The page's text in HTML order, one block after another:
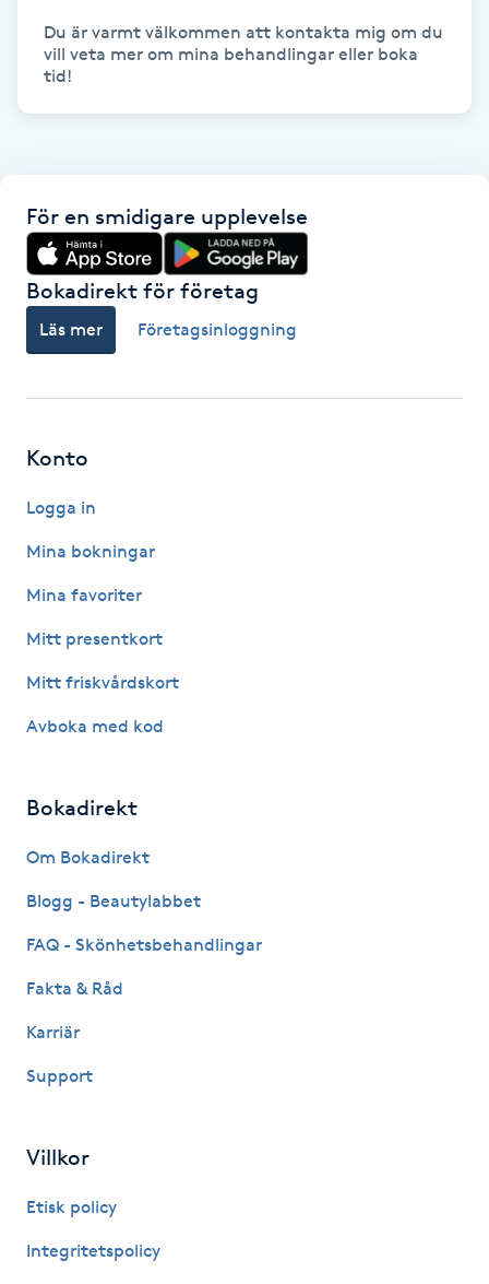
Friskvårdsmassage
Funktionsanalys
Färgning
Föning
Gellack med förstärkning
Gravidyoga
Headspa
Du är varmt välkommen att kontakta mig om du
vill veta mer om mina behandlingar eller boka
tid!
För en smidigare upplevelse
Bokadirekt för företag
Läs mer Företagsinloggning
Konto
Logga in
Mina bokningar
Mina favoriter
Mitt presentkort
Mitt friskvårdskort
Avboka med kod
Bokadirekt
Om Bokadirekt
Blogg - Beautylabbet
FAQ - Skönhetsbehandlingar
Fakta & Råd
Karriär
Support
Villkor
Etisk policy
Integritetspolicy